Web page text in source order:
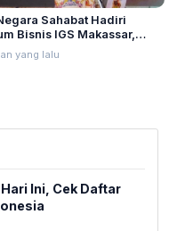
Sahabat Hadiri
Bisnis IGS Makassar,
Tawarkan Investasi
Untia
yang lalu
Ini, Cek Daftar